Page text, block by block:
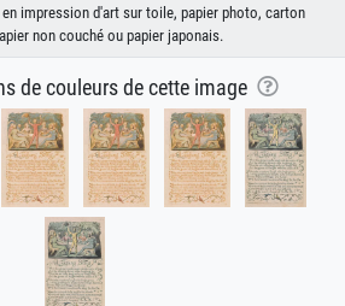
impression d'art sur toile, papier photo, carton
non couché ou papier japonais.
de couleurs de cette image